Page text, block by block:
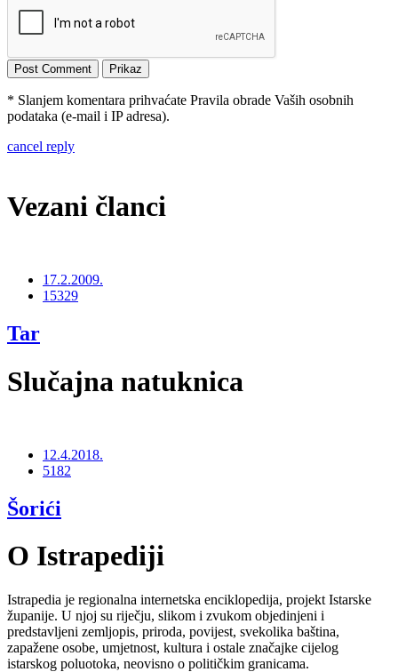
* Slanjem komentara prihvaćate Pravila obrade Vaših osobnih
podataka (e-mail i IP adresa).
cancel reply
Vezani članci
17.2.2009.
15329
Tar
Slučajna natuknica
12.4.2018.
5182
Šorići
O Istrapediji
Istrapedia je regionalna internetska enciklopedija, projekt Istarske
županije. U njoj su riječju, slikom i zvukom objedinjeni i
predstavljeni zemljopis, priroda, povijest, svekolika baština,
zapažene osobe, umjetnost, kultura i ostale značajke cijelog
istarskog poluotoka, neovisno o političkim granicama.